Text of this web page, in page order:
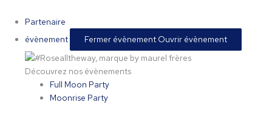
Partenaire
évènement
Fermer évènement Ouvrir évènement
Découvrez nos évènements
Full Moon Party
Moonrise Party